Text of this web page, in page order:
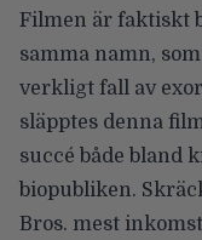
Filmen är faktiskt
samma namn,
verkligt fall av
släpptes denna
succé både bland
biopubliken.
Bros. mest